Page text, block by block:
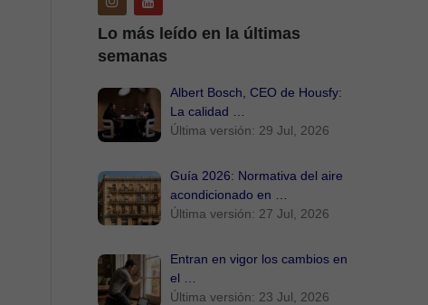
Lo más leído en la últimas
semanas
Albert Bosch, CEO de Housfy:
La calidad …
Última versión: 29 Jul, 2026
Guía 2026: Normativa del aire
acondicionado en …
Última versión: 27 Jul, 2026
Entran en vigor los cambios en
el …
Última versión: 23 Jul, 2026